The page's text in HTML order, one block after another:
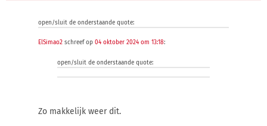
open/sluit de onderstaande quote:
ElSimao2 schreef op 04 oktober 2024 om 13:18:
open/sluit de onderstaande quote:
Zo makkelijk weer dit.